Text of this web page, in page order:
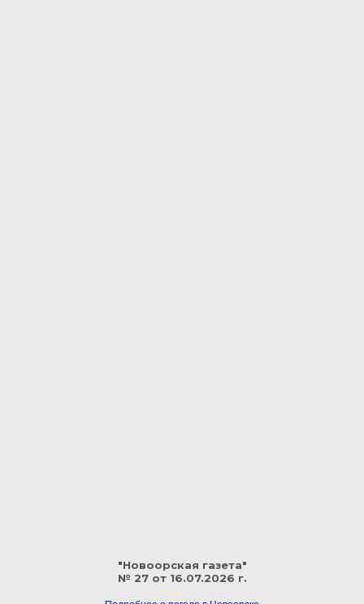
"Новоорская газета"
№ 27 от 16.07.2026 г.